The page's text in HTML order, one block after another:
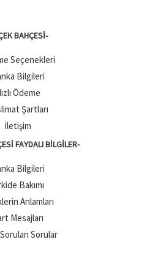
BAHÇESI-
Seçenekleri
Bilgileri
Ödeme
Şartları
İletişim
FAYDALI BILGILER-
Bilgileri
Bakımı
Anlamları
Mesajları
Sorulan Sorular